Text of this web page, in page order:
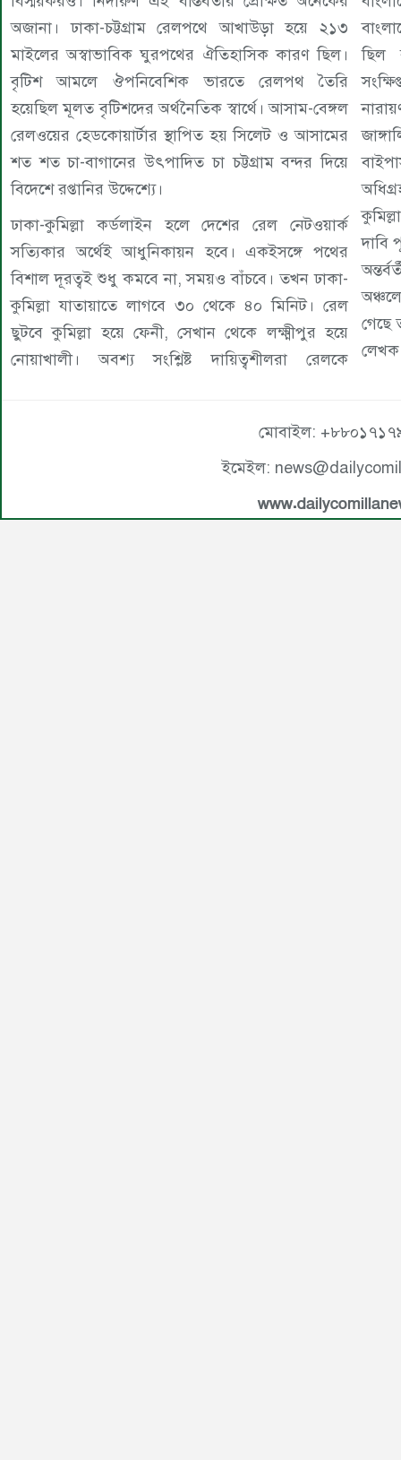
অজানা। ঢাকা-চট্টগ্রাম রেলপথে আখাউড়া হয়ে ২১৩
মাইলের অস্বাভাবিক ঘুরপথের ঐতিহাসিক কারণ ছিল।
বৃটিশ আমলে ঔপনিবেশিক ভারতে রেলপথ তৈরি
হয়েছিল মূলত বৃটিশদের অর্থনৈতিক স্বার্থে। আসাম-বেঙ্গল
রেলওয়ের হেডকোয়ার্টার স্থাপিত হয় সিলেট ও আসামের
শত শত চা-বাগানের উৎপাদিত চা চট্টগ্রাম বন্দর দিয়ে
বিদেশে রপ্তানির উদ্দেশ্যে।
ঢাকা-কুমিল্লা কর্ডলাইন হলে দেশের রেল নেটওয়ার্ক
সত্যিকার অর্থেই আধুনিকায়ন হবে। একইসঙ্গে পথের
বিশাল দূরত্বই শুধু কমবে না, সময়ও বাঁচবে। তখন ঢাকা-
কুমিল্লা যাতায়াতে লাগবে ৩০ থেকে ৪০ মিনিট। রেল
ছুটবে কুমিল্লা হয়ে ফেনী, সেখান থেকে লক্ষ্মীপুর হয়ে
নোয়াখালী। অবশ্য সংশ্লিষ্ট দায়িত্বশীলরা রেলকে
ছিল
দাবি
গেছে
মোবাইল:
ইমেইল: